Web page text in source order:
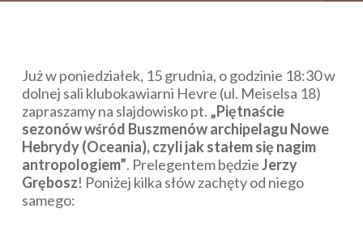
Już w poniedziałek, 15 grudnia, o godzinie 18:30 w
dolnej sali klubokawiarni Hevre (ul. Meiselsa 18)
zapraszamy na slajdowisko pt. „Piętnaście
sezonów wśród Buszmenów archipelagu Nowe
Hebrydy (Oceania), czyli jak stałem się nagim
antropologiem”. Prelegentem będzieJerzy
Grębosz! Poniżej kilka słów zachęty od niego
samego: